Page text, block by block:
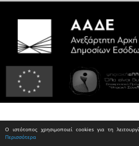
Ο ιστότοπος χρησιμοποιεί cookies για τη
Περισσότερα